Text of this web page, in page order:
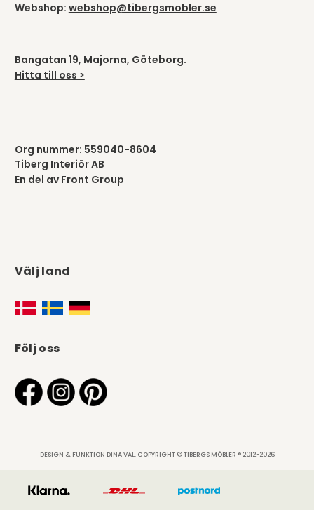
Webshop: webshop@tibergsmobler.se
Bangatan 19, Majorna, Göteborg.
Hitta till oss >
Org nummer: 559040-8604
Tiberg Interiör AB
En del av Front Group
Välj land
Följ oss
DESIGN & FUNKTION DINA VAL. COPYRIGHT © TIBERGS MÖBLER ® 2012-2026